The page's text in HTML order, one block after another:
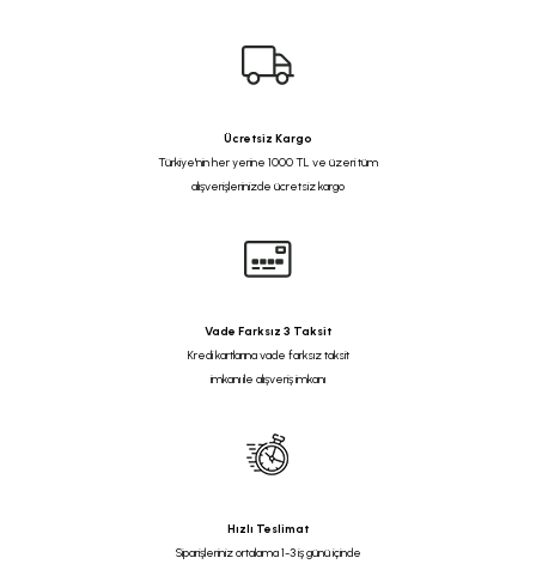
Ücretsiz Kargo
Türkiye'nin her yerine 1000 TL ve üzeri tüm
alışverişlerinizde ücretsiz kargo
Vade Farksız 3 Taksit
Kredi kartlarına vade farksız taksit
imkanı ile alışveriş imkanı
Hızlı Teslimat
Siparişleriniz ortalama 1-3 iş günü içinde